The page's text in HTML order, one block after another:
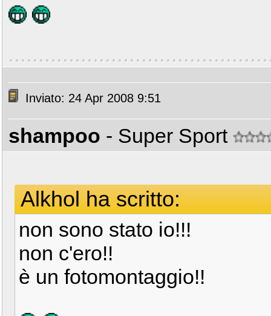
Inviato: 24 Apr 2008 9:51
shampoo - Super Sport
Alkhol ha scritto:
non sono stato io!!!
non c'ero!!
è un fotomontaggio!!